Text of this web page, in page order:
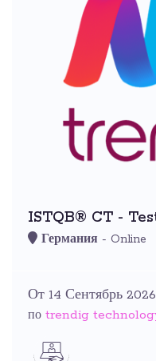
ISTQB® CT -
Германия - Online
От 14 Сентябрь
по trendig